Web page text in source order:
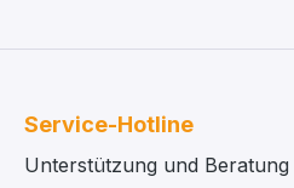
Service-Hotline
Unterstützung und Beratung